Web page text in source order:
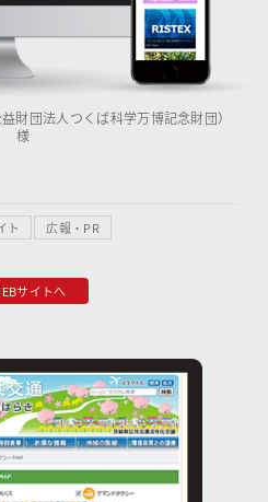
財団法人つくば科学万博記念財団）
様
ト 広報・PR
サイトへ